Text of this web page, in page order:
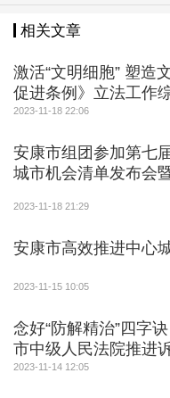
武环节，严格设置比
比出实效。8月至10月
动， 2800多名选手经
名选手进入到市级竞
行全市医保经办服务
市技能练兵竞赛团体
阶。全市脱贫人口和
康全省医保巩固衔接
四级经办服务体系建
政府激励通报（2022
相关文章
激活“文明细胞” 塑
促进条例》立法工作
2023-11-18 22:06
安康市组团参加第七
城市机会清单发布会
2023-11-18 21:29
安康市高效推进中心
2023-11-15 10:05
念好“防解精治”四字
市中级人民法院推进
2023-11-14 12:05